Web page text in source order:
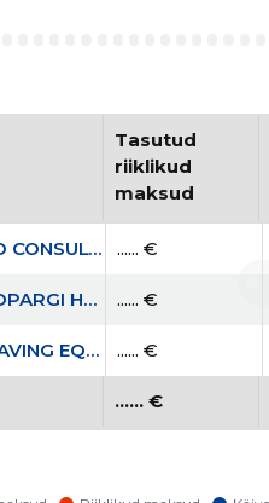
Tasutud
riiklikud
maksud
JAANUS ZOVO CONSULTING FIE ...... €
MÕIGU TEHNOPARGI HALDUS MTÜ ...... €
VIKING LIFE-SAVING EQUIPMENT ESTONIA AS ...... €
...... €